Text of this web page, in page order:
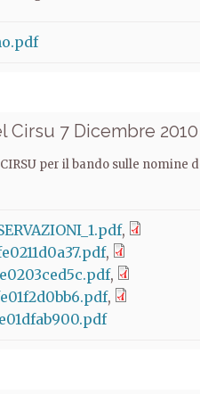
Cirsu 7 Dicembre 2010
per il bando sulle nomine